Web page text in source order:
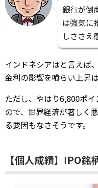
銀行が倒
は強気に
しささえ
インドネシアはと言えば
金利の影響を喰らい上昇
ただし、やはり6,800ポ
ので、世界経済が著しく
る要因もなさそうです。
【個人成績】IPO